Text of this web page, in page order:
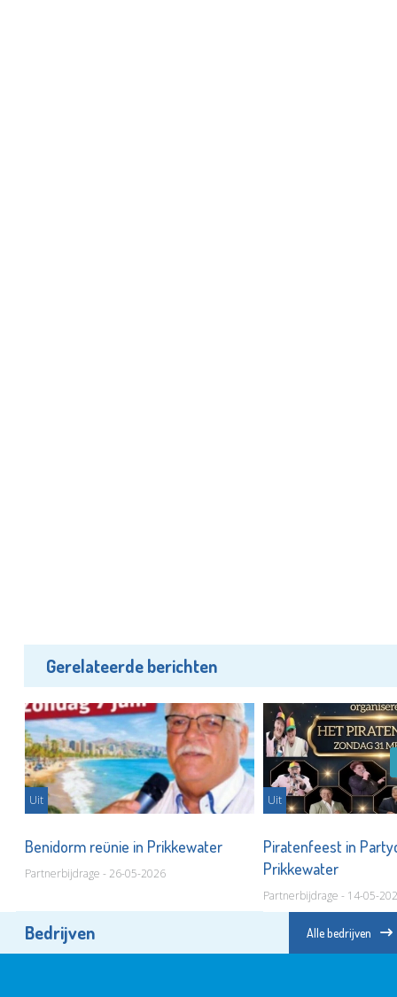
Gerelateerde berichten
Uit
Benidorm reünie in Prikkewater
Partnerbijdrage - 26-05-2026
Uit
Piratenfeest in
Prikkewater
Partnerbijdrage - 14-05-
Bedrijven Alle bedrijven